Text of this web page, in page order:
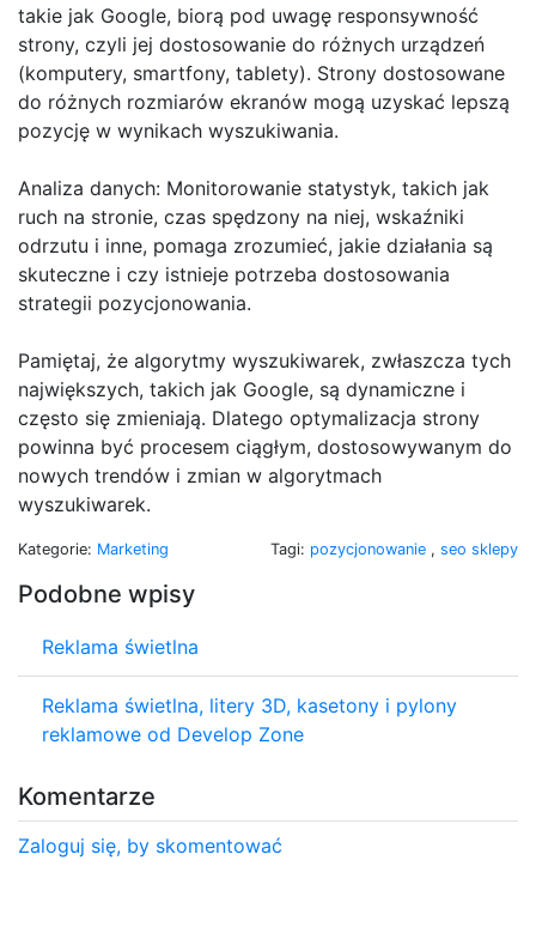
takie jak Google, biorą pod uwagę responsywność
strony, czyli jej dostosowanie do różnych urządzeń
(komputery, smartfony, tablety). Strony dostosowane
do różnych rozmiarów ekranów mogą uzyskać lepszą
pozycję w wynikach wyszukiwania.
Analiza danych: Monitorowanie statystyk, takich jak
ruch na stronie, czas spędzony na niej, wskaźniki
odrzutu i inne, pomaga zrozumieć, jakie działania są
skuteczne i czy istnieje potrzeba dostosowania
strategii pozycjonowania.
Pamiętaj, że algorytmy wyszukiwarek, zwłaszcza tych
największych, takich jak Google, są dynamiczne i
często się zmieniają. Dlatego optymalizacja strony
powinna być procesem ciągłym, dostosowywanym do
nowych trendów i zmian w algorytmach
wyszukiwarek.
Kategorie: Marketing Tagi: pozycjonowanie , seo sklepy
Podobne wpisy
Reklama świetlna
Reklama świetlna, litery 3D, kasetony i pylony
reklamowe od Develop Zone
Komentarze
Zaloguj się, by skomentować